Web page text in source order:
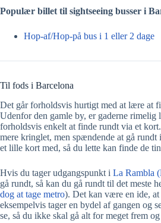
Populær billet til sightseeing busser i
Hop-af/Hop-på bus i 1 eller 2 dage
Til fods i Barcelona
Det går forholdsvis hurtigt med at lære at
Udenfor den gamle by, er gaderne rimelig
forholdsvis enkelt at finde rundt via et
mere kringlet, men spændende at gå rundt
et lille kort med, så du lette kan finde de
Hvis du tager udgangspunkt i La Rambla
gå rundt, så kan du gå rundt til det meste
dog at tage metro). Det kan være en ide,
eksempelvis tager en bydel af gangen og
se, så du ikke skal gå alt for meget frem